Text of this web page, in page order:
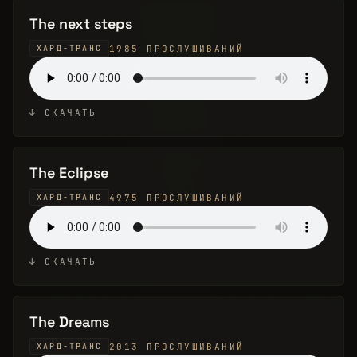
The next steps
ХАРД-ТРАНС 1985 ПРОСЛУШИВАНИЙ
↓ СКАЧАТЬ
The Eclipse
ХАРД-ТРАНС 4975 ПРОСЛУШИВАНИЙ
↓ СКАЧАТЬ
The Dreams
ХАРД-ТРАНС 2013 ПРОСЛУШИВАНИЙ